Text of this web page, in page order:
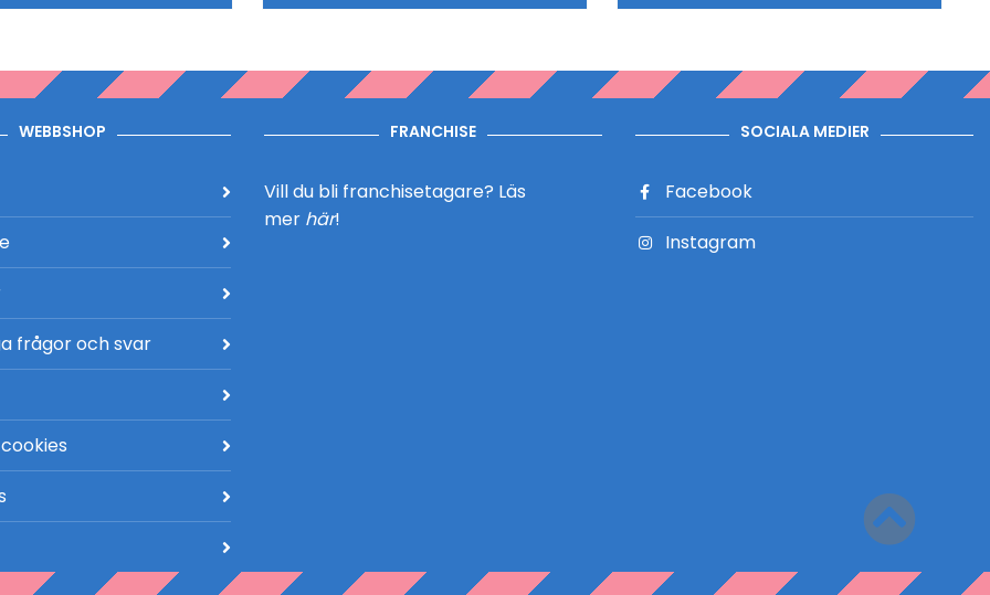
WEBBSHOP
frågor och svar
FRANCHISE
Vill du bli franchisetagare? Läs
mer här!
SOCIALA MEDIER
Facebook
Instagram